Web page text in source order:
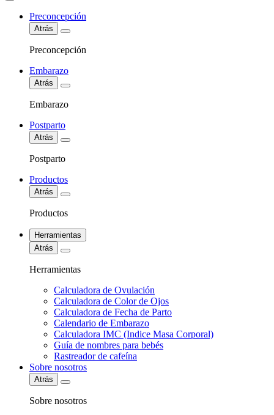
Preconcepción
Atrás
Preconcepción
Embarazo
Atrás
Embarazo
Postparto
Atrás
Postparto
Productos
Atrás
Productos
Herramientas
Atrás
Herramientas
Calculadora de Ovulación
Calculadora de Color de Ojos
Calculadora de Fecha de Parto
Calendario de Embarazo
Calculadora IMC (Indice Masa Corporal)
Guía de nombres para bebés
Rastreador de cafeína
Sobre nosotros
Atrás
Sobre nosotros